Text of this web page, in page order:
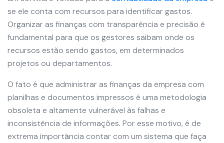
se ele conta com recursos para identificar gastos.
Organizar as finanças com transparência e precisão é
fundamental para que os gestores saibam onde os
recursos estão sendo gastos, em determinados
projetos ou departamentos.
O fato é que administrar as finanças da empresa com
planilhas e documentos impressos é uma metodologia
obsoleta e altamente vulnerável às falhas e
inconsistência de informações. Por esse motivo, é de
extrema importância contar com um sistema que faça